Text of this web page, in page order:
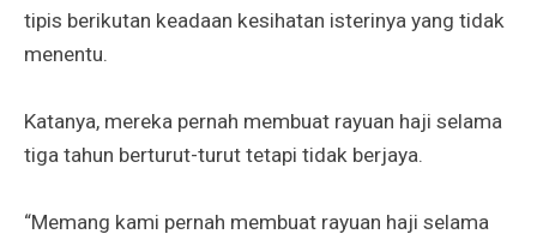
tipis berikutan keadaan kesihatan isterinya yang tidak
menentu.
Katanya, mereka pernah membuat rayuan haji selama
tiga tahun berturut-turut tetapi tidak berjaya.
“Memang kami pernah membuat rayuan haji selama